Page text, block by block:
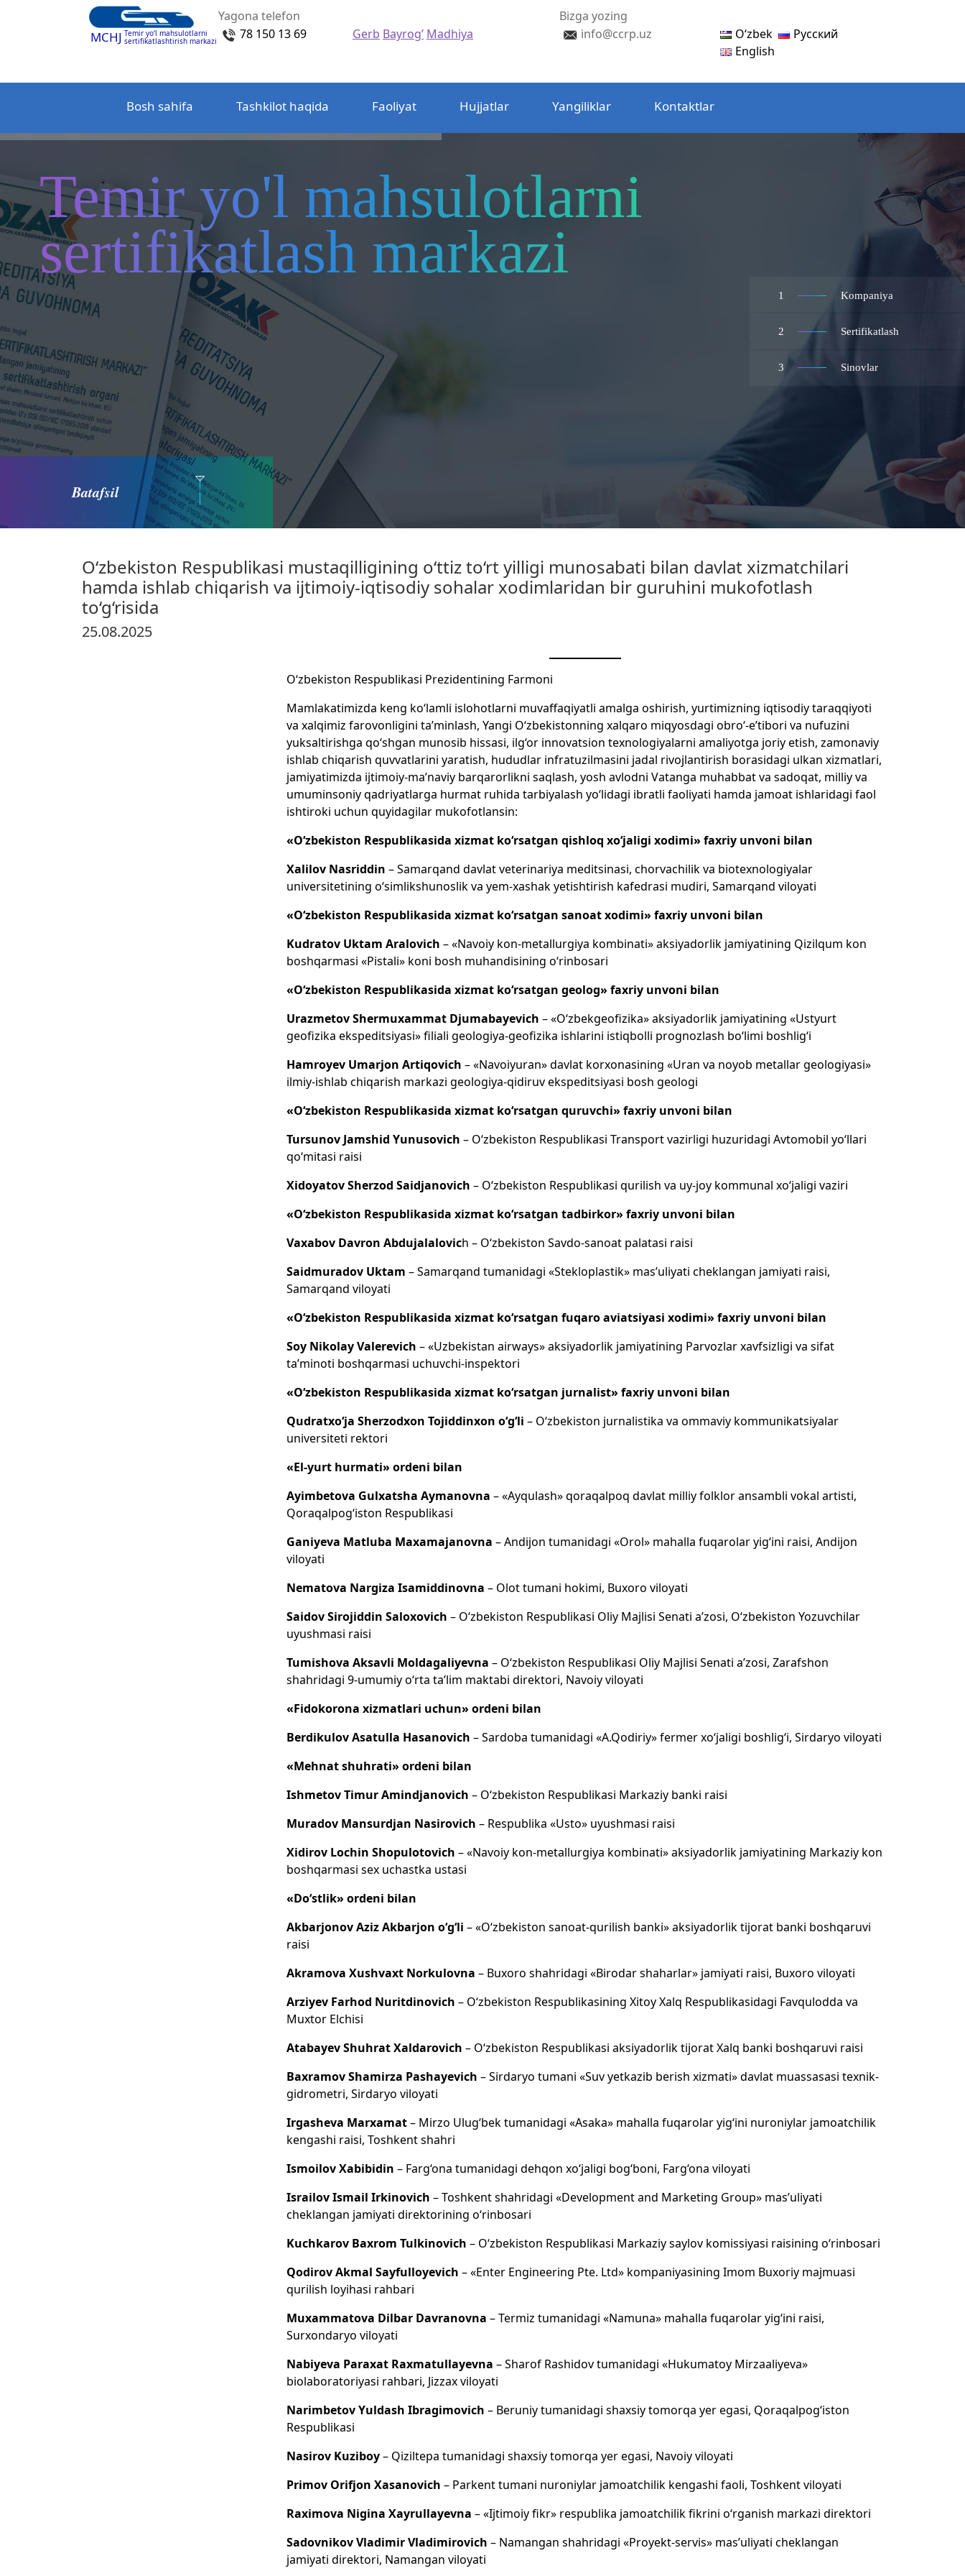
MCHJ Temir yo‘l mahsulotlarni
sertifikatlashtirish markazi
Yagona telefon
78 150 13 69
Gerb Bayrog’ Madhiya
Bizga yozing
info@ccrp.uz
Oʻzbek
Русский
English
Bosh sahifa Tashkilot haqida Faoliyat Hujjatlar Yangiliklar Kontaktlar
1 Kompaniya
2 Sertifikatlash
3 Sinovlar
Temir yo'l mahsulotlarni
sertifikatlash markazi
Batafsil
O‘zbekiston Respublikasi mustaqilligining o‘ttiz to‘rt yilligi munosabati bilan davlat xizmatchilari
hamda ishlab chiqarish va ijtimoiy-iqtisodiy sohalar xodimlaridan bir guruhini mukofotlash
to‘g‘risida
25.08.2025
O‘zbekiston Respublikasi Prezidentining Farmoni
Mamlakatimizda keng ko‘lamli islohotlarni muvaffaqiyatli amalga oshirish, yurtimizning iqtisodiy taraqqiyoti
va xalqimiz farovonligini ta’minlash, Yangi O‘zbekistonning xalqaro miqyosdagi obro‘-e’tibori va nufuzini
yuksaltirishga qo‘shgan munosib hissasi, ilg‘or innovatsion texnologiyalarni amaliyotga joriy etish, zamonaviy
ishlab chiqarish quvvatlarini yaratish, hududlar infratuzilmasini jadal rivojlantirish borasidagi ulkan xizmatlari,
jamiyatimizda ijtimoiy-ma’naviy barqarorlikni saqlash, yosh avlodni Vatanga muhabbat va sadoqat, milliy va
umuminsoniy qadriyatlarga hurmat ruhida tarbiyalash yo‘lidagi ibratli faoliyati hamda jamoat ishlaridagi faol
ishtiroki uchun quyidagilar mukofotlansin:
«O‘zbekiston Respublikasida xizmat ko‘rsatgan qishloq xo‘jaligi xodimi» faxriy unvoni bilan
Xalilov Nasriddin – Samarqand davlat veterinariya meditsinasi, chorvachilik va biotexnologiyalar
universitetining o‘simlikshunoslik va yem-xashak yetishtirish kafedrasi mudiri, Samarqand viloyati
«O‘zbekiston Respublikasida xizmat ko‘rsatgan sanoat xodimi» faxriy unvoni bilan
Kudratov Uktam Aralovich – «Navoiy kon-metallurgiya kombinati» aksiyadorlik jamiyatining Qizilqum kon
boshqarmasi «Pistali» koni bosh muhandisining o‘rinbosari
«O‘zbekiston Respublikasida xizmat ko‘rsatgan geolog» faxriy unvoni bilan
Urazmetov Shermuxammat Djumabayevich – «O‘zbekgeofizika» aksiyadorlik jamiyatining «Ustyurt
geofizika ekspeditsiyasi» filiali geologiya-geofizika ishlarini istiqbolli prognozlash bo‘limi boshlig‘i
Hamroyev Umarjon Artiqovich – «Navoiyuran» davlat korxonasining «Uran va noyob metallar geologiyasi»
ilmiy-ishlab chiqarish markazi geologiya-qidiruv ekspeditsiyasi bosh geologi
«O‘zbekiston Respublikasida xizmat ko‘rsatgan quruvchi» faxriy unvoni bilan
Tursunov Jamshid Yunusovich – O‘zbekiston Respublikasi Transport vazirligi huzuridagi Avtomobil yo‘llari
qo‘mitasi raisi
Xidoyatov Sherzod Saidjanovich – O‘zbekiston Respublikasi qurilish va uy-joy kommunal xo‘jaligi vaziri
«O‘zbekiston Respublikasida xizmat ko‘rsatgan tadbirkor» faxriy unvoni bilan
Vaxabov Davron Abdujalalovich – O‘zbekiston Savdo-sanoat palatasi raisi
Saidmuradov Uktam – Samarqand tumanidagi «Stekloplastik» mas’uliyati cheklangan jamiyati raisi,
Samarqand viloyati
«O‘zbekiston Respublikasida xizmat ko‘rsatgan fuqaro aviatsiyasi xodimi» faxriy unvoni bilan
Soy Nikolay Valerevich – «Uzbekistan airways» aksiyadorlik jamiyatining Parvozlar xavfsizligi va sifat
ta’minoti boshqarmasi uchuvchi-inspektori
«O‘zbekiston Respublikasida xizmat ko‘rsatgan jurnalist» faxriy unvoni bilan
Qudratxo‘ja Sherzodxon Tojiddinxon o‘g‘li – O‘zbekiston jurnalistika va ommaviy kommunikatsiyalar
universiteti rektori
«El-yurt hurmati» ordeni bilan
Ayimbetova Gulxatsha Aymanovna – «Ayqulash» qoraqalpoq davlat milliy folklor ansambli vokal artisti,
Qoraqalpog‘iston Respublikasi
Ganiyeva Matluba Maxamajanovna – Andijon tumanidagi «Orol» mahalla fuqarolar yig‘ini raisi, Andijon
viloyati
Nematova Nargiza Isamiddinovna – Olot tumani hokimi, Buxoro viloyati
Saidov Sirojiddin Saloxovich – O‘zbekiston Respublikasi Oliy Majlisi Senati a’zosi, O‘zbekiston Yozuvchilar
uyushmasi raisi
Tumishova Aksavli Moldagaliyevna – O‘zbekiston Respublikasi Oliy Majlisi Senati a’zosi, Zarafshon
shahridagi 9-umumiy o‘rta ta’lim maktabi direktori, Navoiy viloyati
«Fidokorona xizmatlari uchun» ordeni bilan
Berdikulov Asatulla Hasanovich – Sardoba tumanidagi «A.Qodiriy» fermer xo‘jaligi boshlig‘i, Sirdaryo viloyati
«Mehnat shuhrati» ordeni bilan
Ishmetov Timur Amindjanovich – O‘zbekiston Respublikasi Markaziy banki raisi
Muradov Mansurdjan Nasirovich – Respublika «Usto» uyushmasi raisi
Xidirov Lochin Shopulotovich – «Navoiy kon-metallurgiya kombinati» aksiyadorlik jamiyatining Markaziy kon
boshqarmasi sex uchastka ustasi
«Do‘stlik» ordeni bilan
Akbarjonov Aziz Akbarjon o‘g‘li – «O‘zbekiston sanoat-qurilish banki» aksiyadorlik tijorat banki boshqaruvi
raisi
Akramova Xushvaxt Norkulovna – Buxoro shahridagi «Birodar shaharlar» jamiyati raisi, Buxoro viloyati
Arziyev Farhod Nuritdinovich – O‘zbekiston Respublikasining Xitoy Xalq Respublikasidagi Favqulodda va
Muxtor Elchisi
Atabayev Shuhrat Xaldarovich – O‘zbekiston Respublikasi aksiyadorlik tijorat Xalq banki boshqaruvi raisi
Baxramov Shamirza Pashayevich – Sirdaryo tumani «Suv yetkazib berish xizmati» davlat muassasasi texnik-
gidrometri, Sirdaryo viloyati
Irgasheva Marxamat– Mirzo Ulug‘bek tumanidagi «Asaka» mahalla fuqarolar yig‘ini nuroniylar jamoatchilik
kengashi raisi, Toshkent shahri
Ismoilov Xabibidin – Farg‘ona tumanidagi dehqon xo‘jaligi bog‘boni, Farg‘ona viloyati
Israilov Ismail Irkinovich – Toshkent shahridagi «Development and Marketing Group» mas’uliyati
cheklangan jamiyati direktorining o‘rinbosari
Kuchkarov Baxrom Tulkinovich – O‘zbekiston Respublikasi Markaziy saylov komissiyasi raisining o‘rinbosari
Qodirov Akmal Sayfulloyevich – «Enter Engineering Pte. Ltd» kompaniyasining Imom Buxoriy majmuasi
qurilish loyihasi rahbari
Muxammatova Dilbar Davranovna – Termiz tumanidagi «Namuna» mahalla fuqarolar yig‘ini raisi,
Surxondaryo viloyati
Nabiyeva Paraxat Raxmatullayevna – Sharof Rashidov tumanidagi «Hukumatoy Mirzaaliyeva»
biolaboratoriyasi rahbari, Jizzax viloyati
Narimbetov Yuldash Ibragimovich – Beruniy tumanidagi shaxsiy tomorqa yer egasi, Qoraqalpog‘iston
Respublikasi
Nasirov Kuziboy– Qiziltepa tumanidagi shaxsiy tomorqa yer egasi, Navoiy viloyati
Primov Orifjon Xasanovich – Parkent tumani nuroniylar jamoatchilik kengashi faoli, Toshkent viloyati
Raximova Nigina Xayrullayevna – «Ijtimoiy fikr» respublika jamoatchilik fikrini o‘rganish markazi direktori
Sadovnikov Vladimir Vladimirovich – Namangan shahridagi «Proyekt-servis» mas’uliyati cheklangan
jamiyati direktori, Namangan viloyati